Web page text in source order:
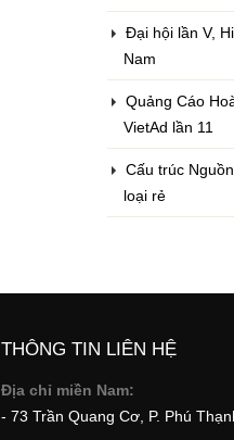
Đại hội lần V,
Nam
Quảng Cáo
VietAd lần 11
Cấu trúc
loại rẻ
THÔNG TIN LIÊN HỆ
Địa chỉ miền Nam:
- 73 Trần Quang Cơ, P. Phú